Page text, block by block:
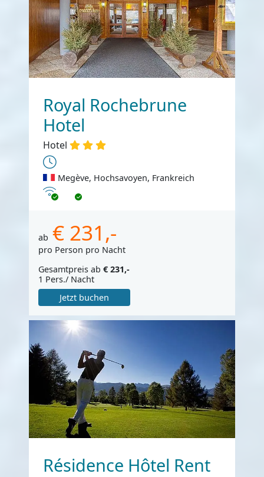
Royal Rochebrune
Hotel
Hotel
Megève, Hochsavoyen, Frankreich
Internet
ab € 231,-
pro Person pro Nacht
Gesamtpreis ab € 231,-
1 Pers./ Nacht
Jetzt buchen
Résidence Hôtel Rent